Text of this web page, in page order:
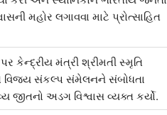
મહોર લગાવવા માટે પ્રોત્સાહિત
પર કેન્દ્રીય મંત્રી શ્રીમતી સ્મૃતિ
વિજય સંકલ્પ સંમેલનને સંબોધતા
જીતનો અડગ વિશ્વાસ વ્યક્ત કર્યો.